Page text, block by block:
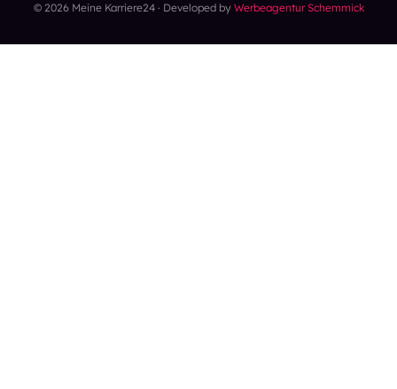
© 2026 Meine Karriere24 · Developed by Werbeagentur Schemmick